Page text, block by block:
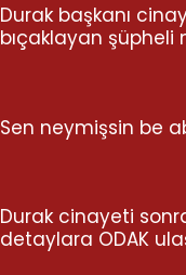
Durak başkanı
bıçaklayan şüpheli
Sen neymişsin be
Durak cinayeti
detaylara ODAK